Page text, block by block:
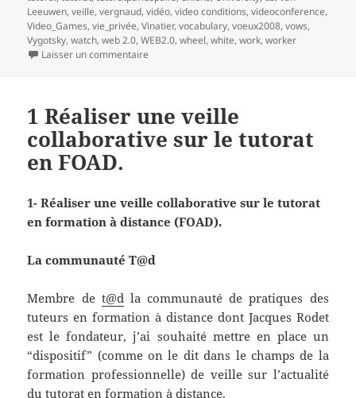
Leeuwen,veille,vergnaud,vidéo,video conditions,videoconference,
Video_Games,vie_privée,Vinatier,vocabulary,voeux2008,vows,
Vygotsky,watch,web 2.0,WEB2.0,wheel,white,work,worker
Laisser un commentaire
1 Réaliser une veille
collaborative sur le tutorat
en FOAD.
1- Réaliser une veille collaborative sur le tutorat
en formation à distance (FOAD).
La communauté T@d
Membre de t@dla communauté de pratiques des
tuteurs en formation à distance dont Jacques Rodet
est le fondateur, j’ai souhaité mettre en place un
“dispositif” (comme on le dit dans le champs de la
formation professionnelle) de veille sur l’actualité
du tutorat en formation à distance.